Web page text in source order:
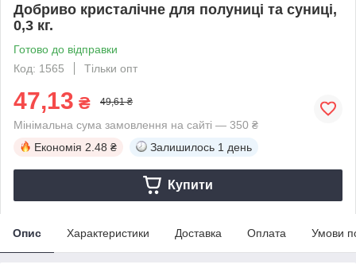
Добриво кристалічне для полуниці та суниці,
0,3 кг.
Готово до відправки
Код: 1565
Тільки опт
47,13 ₴ 49,61 ₴
Мінімальна сума замовлення на сайті — 350 ₴
Економія 2.48 ₴ Залишилось 1 день
Купити
Опис Характеристики Доставка Оплата Умови